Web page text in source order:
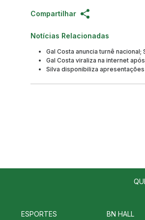
Compartilhar
Notícias Relacionadas
Gal Costa anuncia turnê
Gal Costa viraliza na internet
Silva disponibiliza
ESPORTES BN HALL